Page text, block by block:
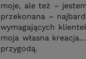
moje, ale też –
przekonana –
wymagających
moja własna
przygodą.